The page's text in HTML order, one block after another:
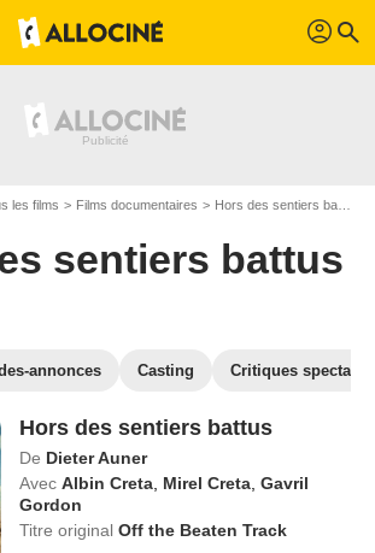
profil search
les films Films documentaires Hors des sentiers battus
sentiers battus
annonces Casting Critiques
Hors des sentiers battus
De Dieter Auner
Avec Albin Creta Mirel Creta ,Gavril
Gordon
Titre originalOff the Beaten Track